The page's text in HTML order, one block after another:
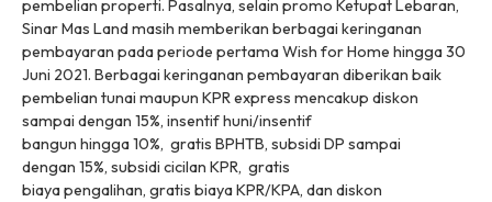
pembelian properti. Pasalnya, selain promo Ketupat Lebaran,
Sinar Mas Land masih memberikan berbagai keringanan
pembayaran pada periode pertama Wish for Home hingga 30
Juni 2021. Berbagai keringanan pembayaran diberikan baik
pembelian tunai maupun KPRexpress mencakup diskon
sampai dengan 15%, insentif huni/insentif
bangun hingga 10%, gratis BPHTB, subsidi DP sampai
dengan 15%, subsidi cicilan KPR, gratis
biaya pengalihan, gratis biaya KPR/KPA, dan diskon